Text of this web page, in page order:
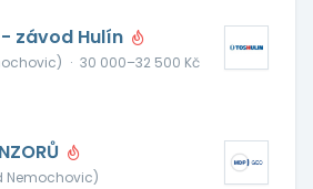
závod Hulín
· 30 000–32 500 Kč
Nemochovic)